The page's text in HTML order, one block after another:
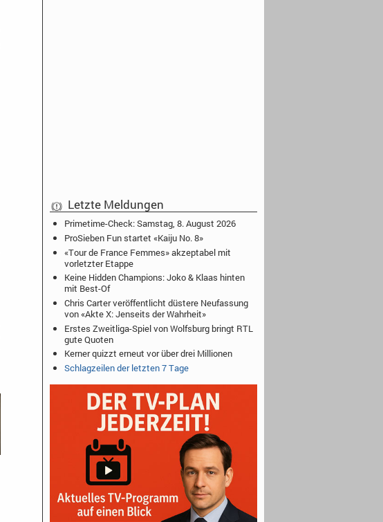
Letzte Meldungen
Primetime-Check: Samstag, 8. August 2026
ProSieben Fun startet «Kaiju No. 8»
«Tour de France Femmes» akzeptabel mit
vorletzter Etappe
Keine Hidden Champions: Joko & Klaas hinten
mit Best-Of
Chris Carter veröffentlicht düstere Neufassung
von «Akte X: Jenseits der Wahrheit»
Erstes Zweitliga-Spiel von Wolfsburg bringt RTL
gute Quoten
Kerner quizzt erneut vor über drei Millionen
Schlagzeilen der letzten 7 Tage